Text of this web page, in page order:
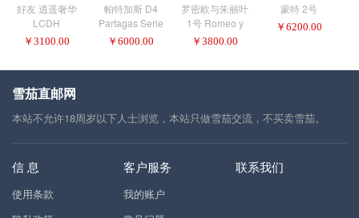
Monterrey
Epicure de
Luxe LCDH
好友 逍遥奢华
LCDH
￥ 3100.00
D No. 4
帕特加斯 D4
Partagas Serie
D No. 4
￥ 6000.00
y Julieta
Romeo No.1
罗密欧与朱丽叶
1号 Romeo y
Julieta Romeo
￥ 3800.00
No.2
蒙特 2号
￥ 6200.00
雪茄直邮网
本站不允许18周岁以下人士浏览，本站只做雪茄交流，不买卖雪茄。
信 息
使用条款
客户服务
我的账户
联系我们